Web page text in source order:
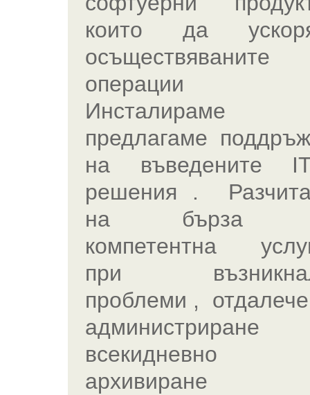
които да
Инсталираме
предлагаме
на въведените
решения .
на бърза
компетентна
при
проблеми ,
всекидневно
архивиране